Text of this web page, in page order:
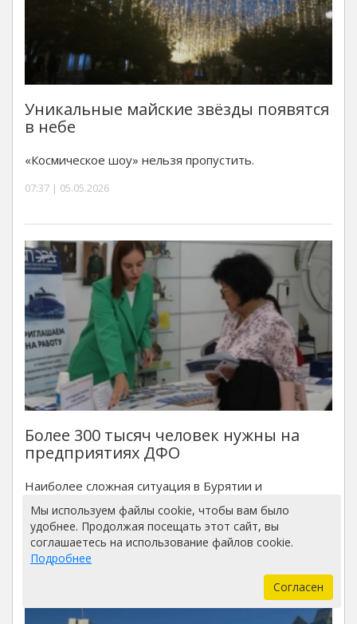
Уникальные майские звёзды появятся
в небе
«Космическое шоу» нельзя пропустить.
07:37 | 05.05.2026
Более 300 тысяч человек нужны на
предприятиях ДФО
Наиболее сложная ситуация в Бурятии и
Забайкалье.
07:45 | 04.05.2026
Мы используем файлы cookie, чтобы вам было
удобнее. Продолжая посещать этот сайт, вы
соглашаетесь на использование файлов cookie.
Подробнее
Согласен